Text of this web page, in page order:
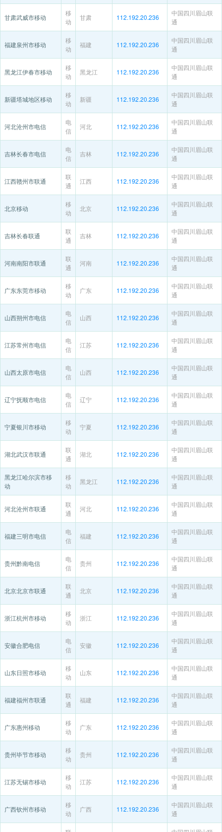
甘肃武威市移动
移
动
甘肃 112.192.20.236
中国四川眉山联
通
福建泉州市移动
移
动
福建 112.192.20.236
中国四川眉山联
通
黑龙江伊春市移动
移
动
黑龙江 112.192.20.236
中国四川眉山联
通
新疆塔城地区移动
移
动
新疆 112.192.20.236
中国四川眉山联
通
河北沧州市电信
电
信
河北 112.192.20.236
中国四川眉山联
通
吉林长春市电信
电
信
吉林 112.192.20.236
中国四川眉山联
通
江西赣州市联通
联
通
江西 112.192.20.236
中国四川眉山联
通
北京移动
移
动
北京 112.192.20.236
中国四川眉山联
通
吉林长春联通
联
通
吉林 112.192.20.236
中国四川眉山联
通
河南南阳市联通
联
通
河南 112.192.20.236
中国四川眉山联
通
广东东莞市移动
移
动
广东 112.192.20.236
中国四川眉山联
通
山西朔州市电信
电
信
山西 112.192.20.236
中国四川眉山联
通
江苏常州市电信
电
信
江苏 112.192.20.236
中国四川眉山联
通
山西太原市电信
电
信
山西 112.192.20.236
中国四川眉山联
通
辽宁抚顺市电信
电
信
辽宁 112.192.20.236
中国四川眉山联
通
宁夏银川市移动
移
动
宁夏 112.192.20.236
中国四川眉山联
通
湖北武汉市联通
联
通
湖北 112.192.20.236
中国四川眉山联
通
黑龙江哈尔滨市移
动
移
动
黑龙江 112.192.20.236
中国四川眉山联
通
河北沧州市联通
联
通
河北 112.192.20.236
中国四川眉山联
通
福建三明市电信
电
信
福建 112.192.20.236
中国四川眉山联
通
贵州黔南电信
电
信
贵州 112.192.20.236
中国四川眉山联
通
北京北京市联通
联
通
北京 112.192.20.236
中国四川眉山联
通
浙江杭州市移动
移
动
浙江 112.192.20.236
中国四川眉山联
通
安徽合肥电信
电
信
安徽 112.192.20.236
中国四川眉山联
通
山东日照市移动
移
动
山东 112.192.20.236
中国四川眉山联
通
福建福州市联通
联
通
福建 112.192.20.236
中国四川眉山联
通
广东惠州移动
移
动
广东 112.192.20.236
中国四川眉山联
通
贵州毕节市移动
移
动
贵州 112.192.20.236
中国四川眉山联
通
江苏无锡市移动
移
动
江苏 112.192.20.236
中国四川眉山联
通
广西钦州市移动
移
动
广西 112.192.20.236
中国四川眉山联
通